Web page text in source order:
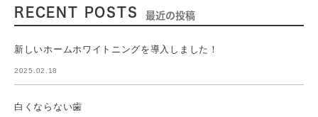
RECENT POSTS 最近の投稿
新しいホームホワイトニングを導入しました！
2025.02.18
白くならない歯